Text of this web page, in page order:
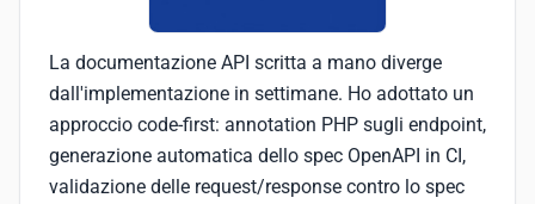
La documentazione API scritta a mano diverge
dall'implementazione in settimane. Ho adottato un
approccio code-first: annotation PHP sugli endpoint,
generazione automatica dello spec OpenAPI in CI,
validazione delle request/response contro lo spec